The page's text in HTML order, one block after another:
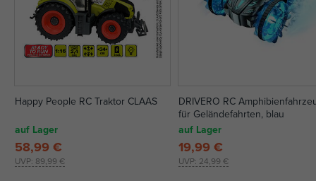
Happy People RC Traktor CLAAS
auf Lager
UVP: 89,99 €
58,99 €
DRIVERO RC
für Geländefahrten, blau
auf Lager
UVP: 24,99 €
19,99 €